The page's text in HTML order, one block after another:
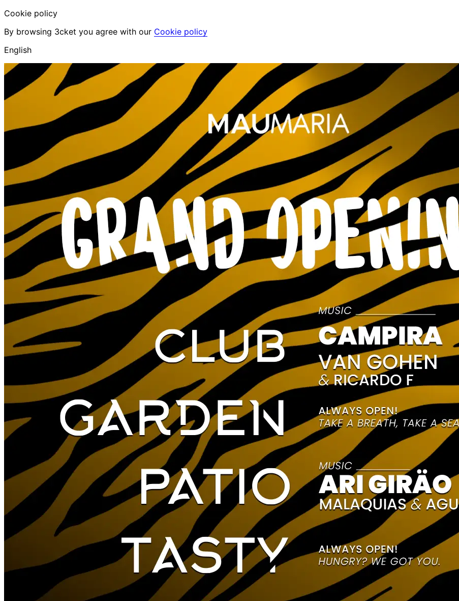
Cookie policy
By browsing 3cket you agree with our Cookie policy
English